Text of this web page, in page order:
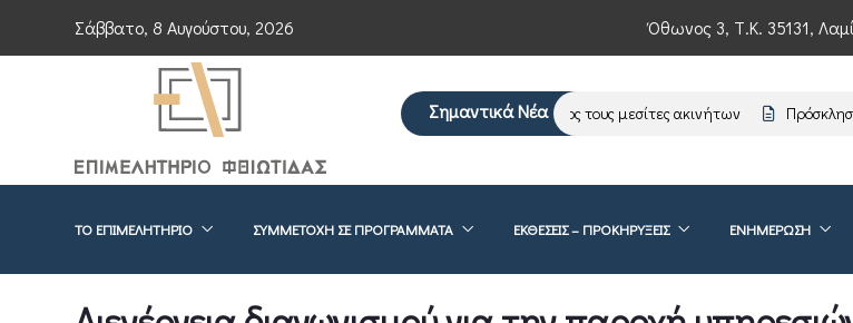
Σάββατο, 8 Αυγούστου, 2026 Όθωνος 3, Τ.Κ. 35131,
Σημαντικά Νέα
Επείγουσα ενημέρωση προς τους μεσίτες ακινήτων Πρόσκληση
ΤΟ ΕΠΙΜΕΛΗΤΉΡΙΟ ΣΥΜΜΕΤΟΧΉ ΣΕ ΠΡΟΓΡΆΜΜΑΤΑ ΕΚΘΕΣΕΙΣ – ΠΡΟΚΗΡΥΞΕΙΣ ΕΝΗΜΈΡΩΣΗ